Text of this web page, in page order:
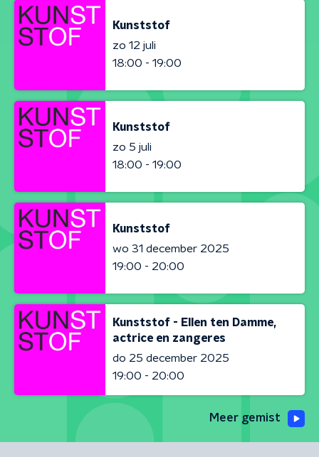
Kunststof
zo 12 juli
18:00 - 19:00
Kunststof
zo 5 juli
18:00 - 19:00
Kunststof
wo 31 december 2025
19:00 - 20:00
Kunststof - Ellen ten Damme,
actrice en zangeres
do 25 december 2025
19:00 - 20:00
Meer gemist